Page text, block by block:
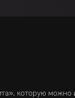
которую можно